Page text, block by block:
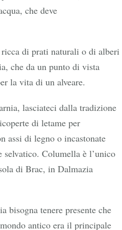
che deve
di prati naturali o di alberi
che da un punto di vista
la vita di un alveare.
lasciateci dalla tradizione
di letame per
assi di legno o incastonate
Columella è l’unico
di Brac, in Dalmazia
bisogna tenere presente che
antico era il principale